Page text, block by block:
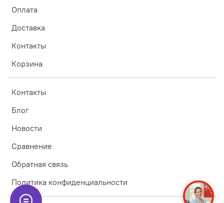
Оплата
Доставка
Контакты
Корзина
Контакты
Блог
Новости
Сравнение
Обратная связь
Политика конфиденциальности